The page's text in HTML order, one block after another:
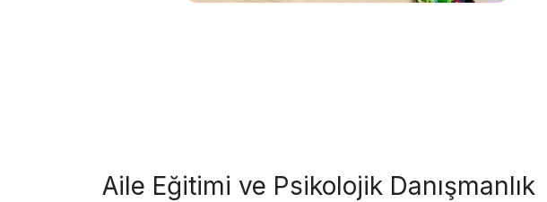
Aile Eğitimi ve Psikolojik Danışmanlık